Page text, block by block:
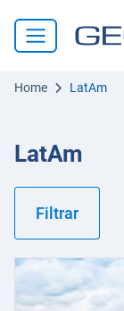
Home LatAm
LatAm
Filtrar